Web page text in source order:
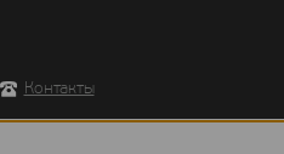
Контакты